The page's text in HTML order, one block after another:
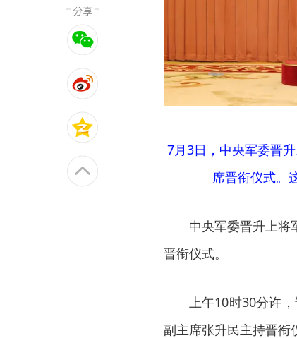
7月3日，中央军委晋
席晋衔仪式。
中央军委晋升上将
晋衔仪式。
上午10时30分许
副主席张升民主持晋衔